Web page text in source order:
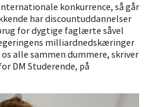
konkurrence, så går
har discountuddannelser
for dygtige faglærte såvel
milliardnedskæringer
alle sammen dummere, skriver
DM Studerende, på